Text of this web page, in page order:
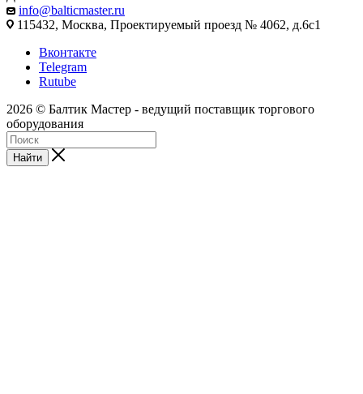
info@balticmaster.ru
115432, Москва, Проектируемый проезд № 4062, д.6с1
Вконтакте
Telegram
Rutube
2026 © Балтик Мастер - ведущий поставщик торгового
оборудования
Найти